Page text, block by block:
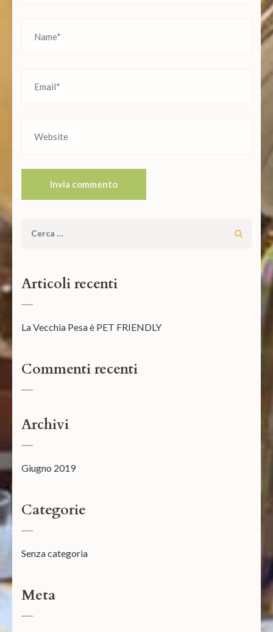
Ricerca
Articoli recenti
La Vecchia Pesa è PET FRIENDLY
Commenti recenti
Archivi
Giugno 2019
Categorie
Senza categoria
Meta